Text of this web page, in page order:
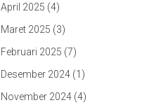
April 2025 (4)
Maret 2025 (3)
Februari 2025 (7)
Desember 2024 (1)
November 2024 (4)